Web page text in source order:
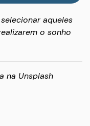
aqueles
o sonho
na Unsplash